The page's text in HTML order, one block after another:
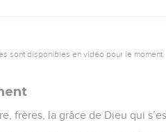
sont disponibles en vidéo pour le moment.
frères, la grâce de Dieu qui